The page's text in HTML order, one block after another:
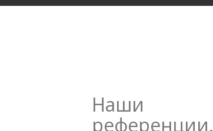
Наши
референции.